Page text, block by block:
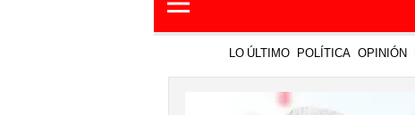
LO ÚLTIMO POLÍTICA OPINIÓN